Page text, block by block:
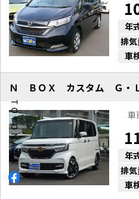
年
排
車
Ｎ ＢＯＸ カスタム Ｇ・
車
年
排
車